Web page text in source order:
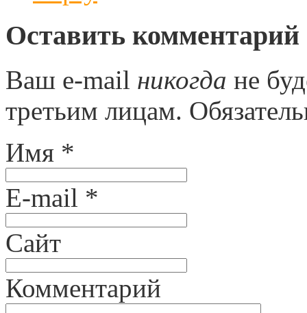
Оставить комментарий
Ваш e-mail никогда не
третьим лицам.
Имя *
E-mail *
Сайт
Комментарий